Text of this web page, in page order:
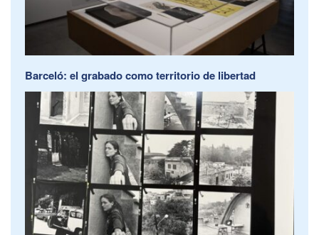
Barceló: el grabado como territorio de libertad